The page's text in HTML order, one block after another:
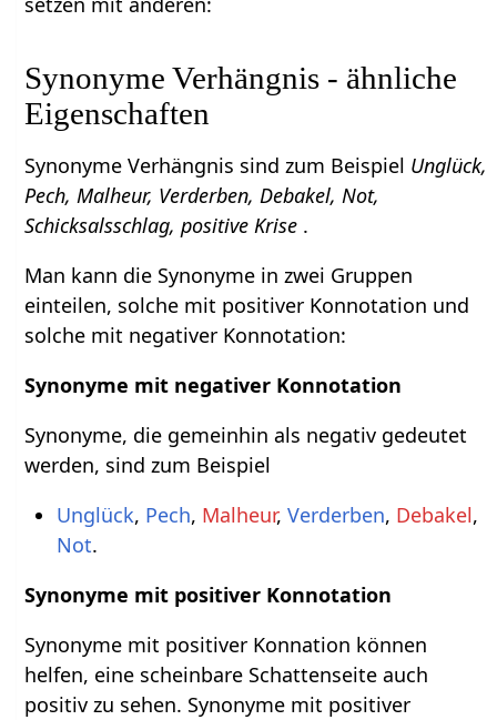
Synonyme Verhängnis - ähnliche
Eigenschaften
Synonyme Verhängnis sind zum Beispiel Unglück,
Pech, Malheur, Verderben, Debakel, Not,
Schicksalsschlag, positive Krise .
Man kann die Synonyme in zwei Gruppen
einteilen, solche mit positiver Konnotation und
solche mit negativer Konnotation:
Synonyme mit negativer Konnotation
Synonyme, die gemeinhin als negativ gedeutet
werden, sind zum Beispiel
Unglück, Pech, Malheur, Verderben, Debakel,
Not.
Synonyme mit positiver Konnotation
Synonyme mit positiver Konnation können
helfen, eine scheinbare Schattenseite auch
positiv zu sehen. Synonyme mit positiver